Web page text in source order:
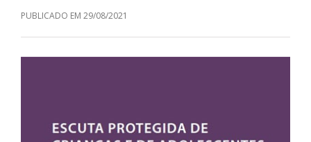
29/08/2021